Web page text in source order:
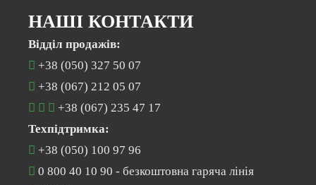
НАШІ КОНТАКТИ
Відділ продажів:
+38 (050) 327 50 07
+38 (067) 212 05 07
+38 (067) 235 47 17
Техпідтримка:
+38 (050) 100 97 96
0 800 40 10 90 - безкоштовна гаряча лінія